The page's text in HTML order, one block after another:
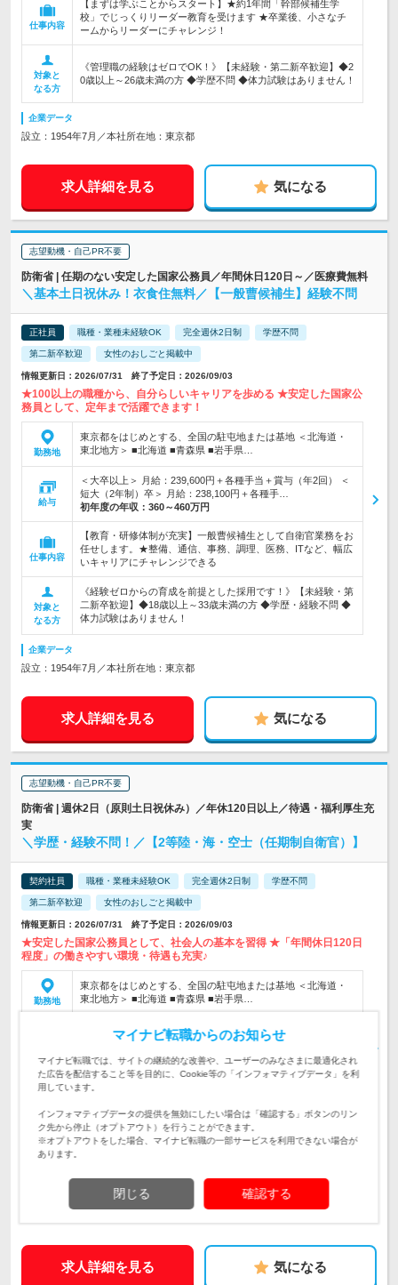
仕事内容
【まずは学ぶことからスタート】★約1年間「幹部候補生学
校」でじっくりリーダー教育を受けます ★卒業後、小さなチ
ームからリーダーにチャレンジ！
対象と
なる方
《管理職の経験はゼロでOK！》【未経験・第二新卒歓迎】◆2
0歳以上～26歳未満の方 ◆学歴不問 ◆体力試験はありません！
企業データ
設立：1954年7月／本社所在地：東京都
求人詳細を見る 気になる
志望動機・自己PR不要
防衛省 | 任期のない安定した国家公務員／年間休日120日～／医療費無料
＼基本土日祝休み！衣食住無料／【一般曹候補生】経験不問
正社員 職種・業種未経験OK 完全週休2日制 学歴不問
第二新卒歓迎 女性のおしごと掲載中
情報更新日：2026/07/31 終了予定日：2026/09/03
★100以上の職種から、自分らしいキャリアを歩める ★安定した国家公
務員として、定年まで活躍できます！
勤務地
東京都をはじめとする、全国の駐屯地または基地 ＜北海道・
東北地方＞ ■北海道 ■青森県 ■岩手県…
給与
＜大卒以上＞ 月給：239,600円＋各種手当＋賞与（年2回） ＜
短大（2年制）卒＞ 月給：238,100円＋各種手…
初年度の年収： 360～460万円
仕事内容
【教育・研修体制が充実】一般曹候補生として自衛官業務をお
任せします。★整備、通信、事務、調理、医務、ITなど、幅広
いキャリアにチャレンジできる
対象と
なる方
《経験ゼロからの育成を前提とした採用です！》【未経験・第
二新卒歓迎】◆18歳以上～33歳未満の方 ◆学歴・経験不問 ◆
体力試験はありません！
企業データ
設立：1954年7月／本社所在地：東京都
求人詳細を見る 気になる
志望動機・自己PR不要
防衛省 | 週休2日（原則土日祝休み）／年休120日以上／待遇・福利厚生充
実
＼学歴・経験不問！／【2等陸・海・空士（任期制自衛官）】
契約社員 職種・業種未経験OK 完全週休2日制 学歴不問
第二新卒歓迎 女性のおしごと掲載中
情報更新日：2026/07/31 終了予定日：2026/09/03
★安定した国家公務員として、社会人の基本を習得 ★「年間休日120日
程度」の働きやすい環境・待遇も充実♪
勤務地
東京都をはじめとする、全国の駐屯地または基地 ＜北海道・
東北地方＞ ■北海道 ■青森県 ■岩手県…
＜中卒・高卒＞ 月給：239,500円＋各種手当＋賞与（年2回）
＜大卒＞ 月給：257,200円＋各種手当＋賞与…
初年度の年収：360～460万円
【100以上のキャリアにチャレンジできる！】★2等陸・海・空
の業務をお任せします！
対象と
【未経験・第二新卒・社会人デビュー歓迎】◆18歳以上～33歳
求人詳細を見る 気になる
マイナビ転職からのお知らせ
マイナビ転職では、サイトの継続的な改善や、ユーザーのみなさまに最適化され
た広告を配信すること等を目的に、Cookie等の「インフォマティブデータ」を利
用しています。
インフォマティブデータの提供を無効にしたい場合は「確認する」ボタンのリン
ク先から停止（オプトアウト）を行うことができます。
※オプトアウトをした場合、マイナビ転職の一部サービスを利用できない場合が
あります。
閉じる 確認する